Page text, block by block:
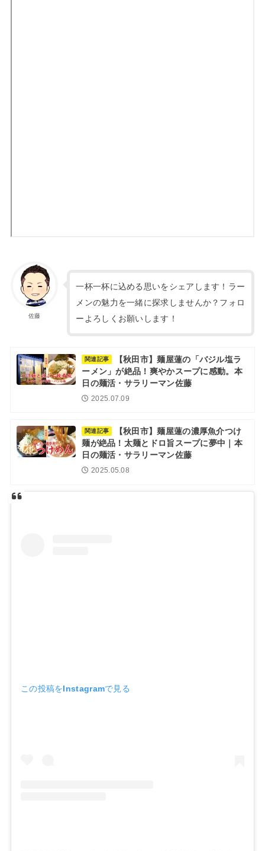
佐藤
一杯一杯に込める思いをシェアします！ラー
メンの魅力を一緒に探求しませんか？フォロ
ーよろしくお願いします！
関連記事
【秋田市】麺屋蓮の「バジル塩ラ
ーメン」が絶品！爽やかスープに感動。本
日の麺活・サラリーマン佐藤
2025.07.09
関連記事
【秋田市】麺屋蓮の濃厚魚介つけ
麺が絶品！太麺とドロ旨スープに夢中｜本
日の麺活・サラリーマン佐藤
2025.05.08
この投稿をInstagramで見る